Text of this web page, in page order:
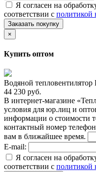
Я согласен на
соответствии с политикой
Заказать покупку
×
Купить оптом
Водяной
44 230 руб.
В интернет-магазине
условия для юр.лиц и
информации о стоимости
контактный номер
вам в ближайшее время.
E-mail:
Я согласен на
соответствии с политикой